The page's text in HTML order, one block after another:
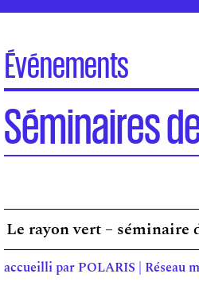
Événements
Portes Ouvertes
Visite virtuelle des écoles
EuroFabrique
Événements
Séminaires de
Le rayon vert – séminaire
accueilli par POLARIS | Réseau